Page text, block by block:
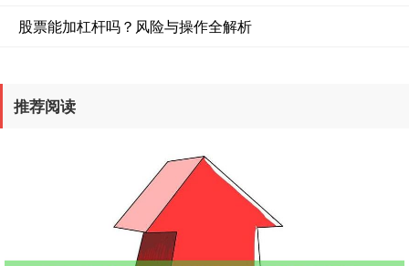
股票能加杠杆吗？风险与操作全解析
推荐阅读